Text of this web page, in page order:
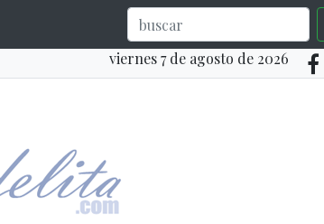
viernes 7 de agosto de 2026